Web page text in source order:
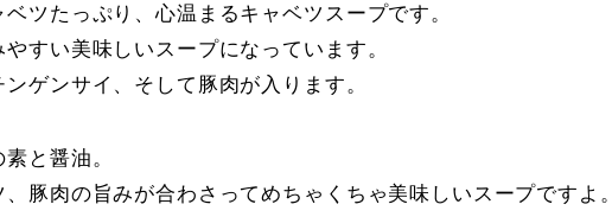
ツたっぷり、心温まるキャベツスープです。
すい美味しいスープになっています。
ゲンサイ、そして豚肉が入ります。
と醤油。
豚肉の旨みが合わさってめちゃくちゃ美味しいスープですよ。